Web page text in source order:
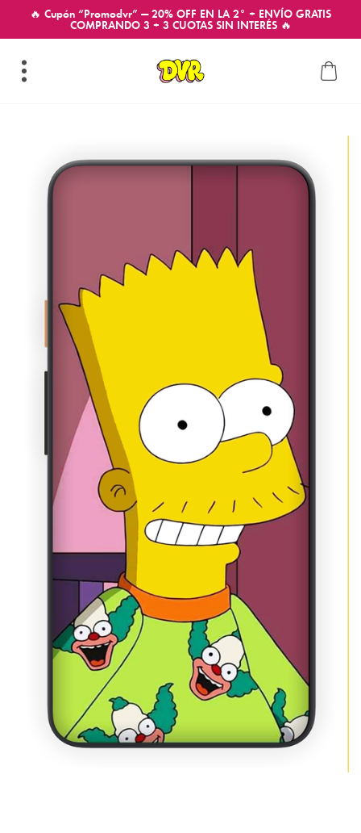
🔥 Cupón “Promodvr” — 20% OFF EN LA 2° + ENVÍO GRATIS
COMPRANDO 3 + 3 CUOTAS SIN INTERÉS 🔥